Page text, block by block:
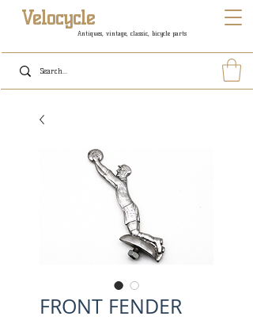
Antiques, vintage, classic, bicycle parts
Velocycle
FRONT FENDER